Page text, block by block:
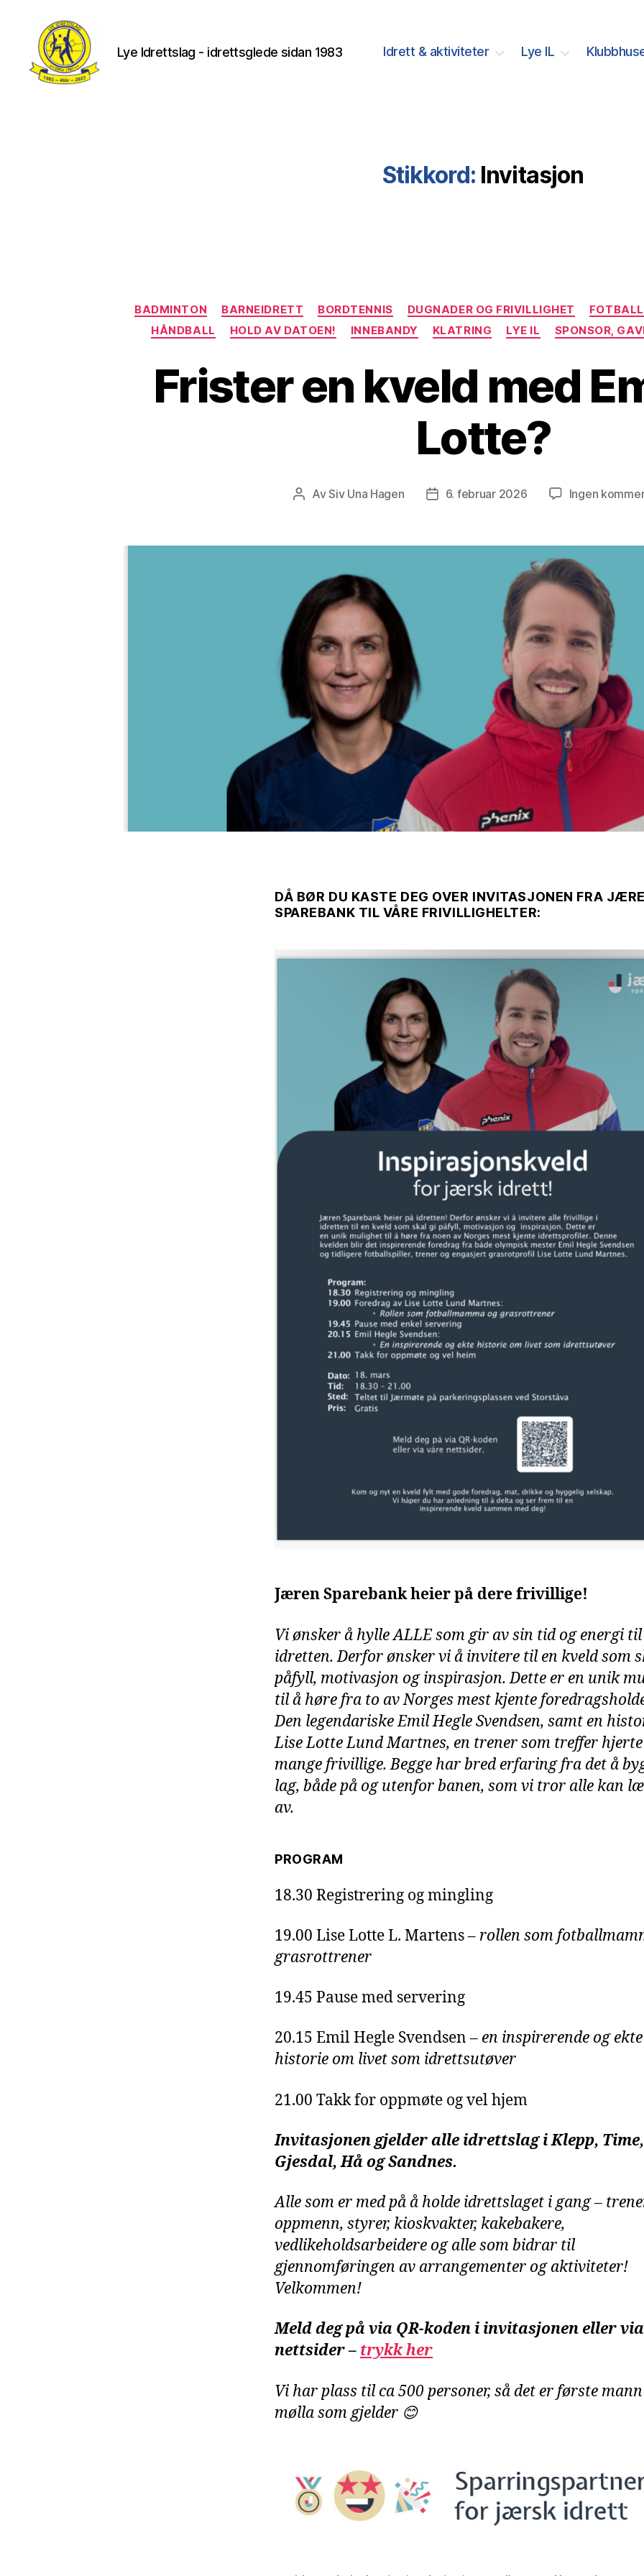
Lye Idrettslag - idrettsglede sidan 1983 Idrett & aktiviteter Lye IL
Stikkord: Invitasjon
Kategorier
BADMINTON BARNEIDRETT BORDTENNIS DUGNADER OG FRIVILLIGHET
FOTBALL
HÅNDBALL
HOLD AV DATOEN! INNEBANDY KLATRING LYE IL SPONSOR,
Frister en kveld med
Lotte?
Innleggsforfatter
AvSiv Una Hagen Publiseringsdato
6. februar 2026 Ingen
DÅ BØR DU KASTE DEG OVER INVITASJONEN FRA
SPAREBANK TIL VÅRE FRIVILLIGHELTER:
Jæren Sparebank heier på dere frivillige!
Vi ønsker å hylle ALLE som gir av sin tid og energi til
idretten. Derfor ønsker vi å invitere til en kveld som
påfyll, motivasjon og inspirasjon. Dette er en unik
til å høre fra to av Norges mest kjente
Den legendariske Emil Hegle Svendsen, samt en
Lise Lotte Lund Martnes, en trener som treffer
mange frivillige. Begge har bred erfaring fra det å
lag, både på og utenfor banen, som vi tror alle kan
av.
PROGRAM
18.30 Registrering og mingling
19.00 Lise Lotte L. Martens – rollen som
grasrottrener
19.45 Pause med servering
20.15 Emil Hegle Svendsen – en inspirerende og ekte
historie om livet som idrettsutøver
21.00 Takk for oppmøte og vel hjem
Invitasjonen gjelder alle idrettslag i Klepp, Time,
Gjesdal, Hå og Sandnes.
Alle som er med på å holde idrettslaget i gang –
oppmenn, styrer, kioskvakter, kakebakere,
vedlikeholdsarbeidere og alle som bidrar til
gjennomføringen av arrangementer og aktiviteter!
Velkommen!
Meld deg på via QR-koden i invitasjonen eller
nettsider – trykk her
Vi har plass til ca 500 personer, så det er første
mølla som gjelder 😊